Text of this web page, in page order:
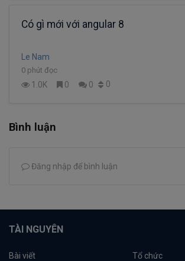
Có gì mới với angular 8
Le Nam
0 phút đọc
1.0K 0 0 0
Bình luận
Đăng nhập để bình luận
TÀI NGUYÊN
Bài viết Tổ chức